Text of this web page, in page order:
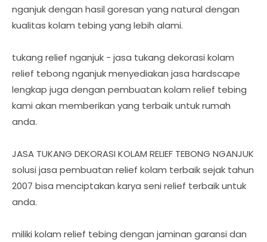
nganjuk dengan hasil goresan yang natural dengan
kualitas kolam tebing yang lebih alami.
tukang relief nganjuk - jasa tukang dekorasi kolam
relief tebong nganjuk menyediakan jasa hardscape
lengkap juga dengan pembuatan kolam relief tebing
kami akan memberikan yang terbaik untuk rumah
anda.
JASA TUKANG DEKORASI KOLAM RELIEF TEBONG NGANJUK
solusi jasa pembuatan relief kolam terbaik sejak tahun
2007 bisa menciptakan karya seni relief terbaik untuk
anda.
miliki kolam relief tebing dengan jaminan garansi dan